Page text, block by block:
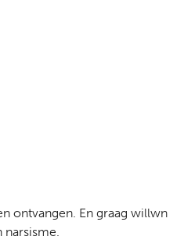
ontvangen. En graag willwn
narsisme.